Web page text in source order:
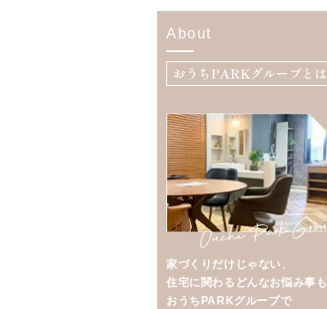
About
おうちPARKグループとは
家づくりだけじゃない、
住宅に関わるどんなお悩み事も
おうちPARKグループで